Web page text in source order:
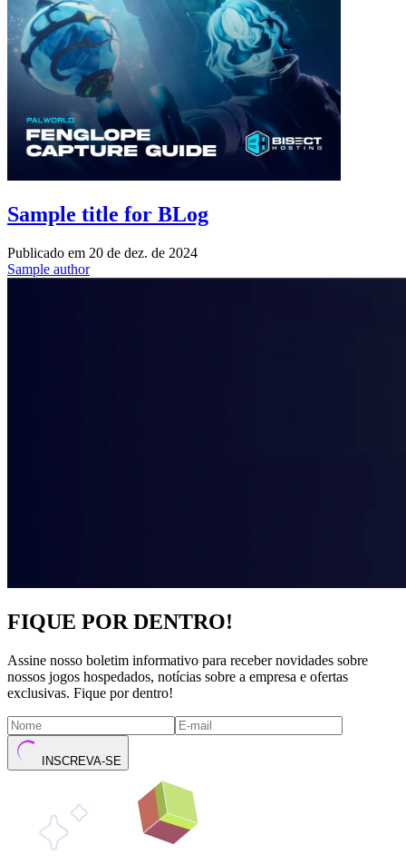
Sample title for BLog
Publicado em 20 de dez. de 2024
Sample author
FIQUE POR DENTRO!
Assine nosso boletim informativo para receber novidades sobre
nossos jogos hospedados, notícias sobre a empresa e ofertas
exclusivas. Fique por dentro!
INSCREVA-SE